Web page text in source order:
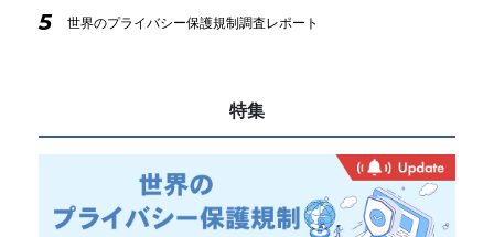
5 世界のプライバシー保護規制調査レポート
特集